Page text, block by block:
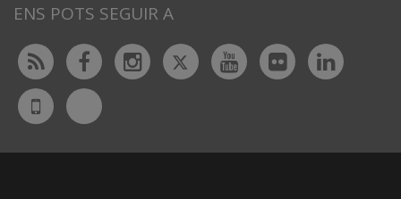
ENS POTS SEGUIR A
Rss FacebookInstagram
TwitterYoutubeFlickr
UdL
App
Bluesky